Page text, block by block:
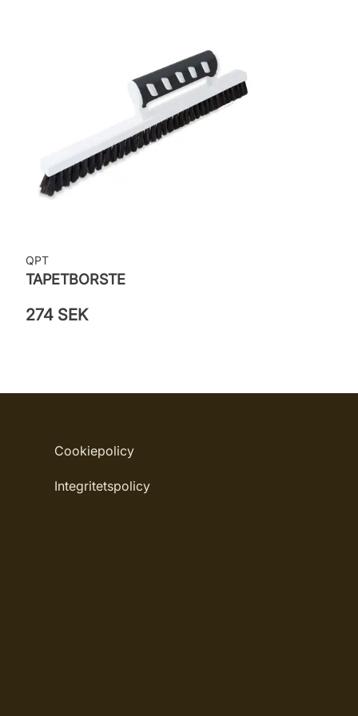
Leverantörens artikelnummer: 13111
QPT
TAPETBORSTE
274 SEK
Cookiepolicy
Integritetspolicy